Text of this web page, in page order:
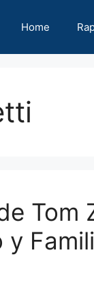
Home
Tom
y